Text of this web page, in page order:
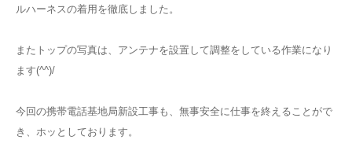
ルハーネスの着用を徹底しました。
またトップの写真は、アンテナを設置して調整をしている作業になり
ます(^^)/
今回の携帯電話基地局新設工事も、無事安全に仕事を終えることがで
き、ホッとしております。